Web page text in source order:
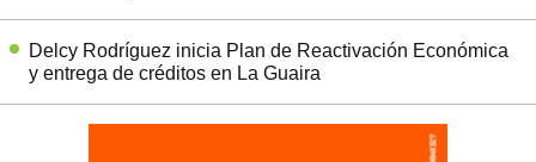
Delcy Rodríguez inicia Plan de Reactivación Económica
y entrega de créditos en La Guaira